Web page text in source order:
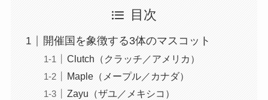
目次
開催国を象徴する3体のマスコット
Clutch（クラッチ／アメリカ）
Maple（メープル／カナダ）
Zayu（ザユ／メキシコ）